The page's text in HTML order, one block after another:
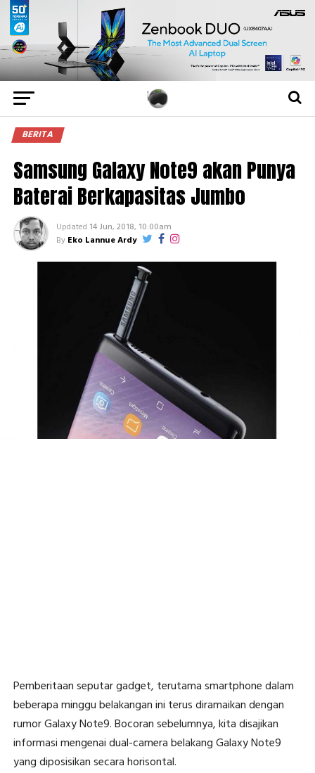
BERITA
Samsung Galaxy Note9 akan Punya
Baterai Berkapasitas Jumbo
Updated 14 Jun, 2018, 10:00am
By Eko Lannue Ardy
Pemberitaan seputar gadget, terutama smartphone dalam
beberapa minggu belakangan ini terus diramaikan dengan
rumor Galaxy Note9. Bocoran sebelumnya, kita disajikan
informasi mengenai dual-camera belakang Galaxy Note9
yang diposisikan secara horisontal.